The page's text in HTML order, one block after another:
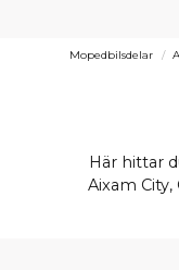
Mopedbilsdelar
Här hittar
Aixam City,